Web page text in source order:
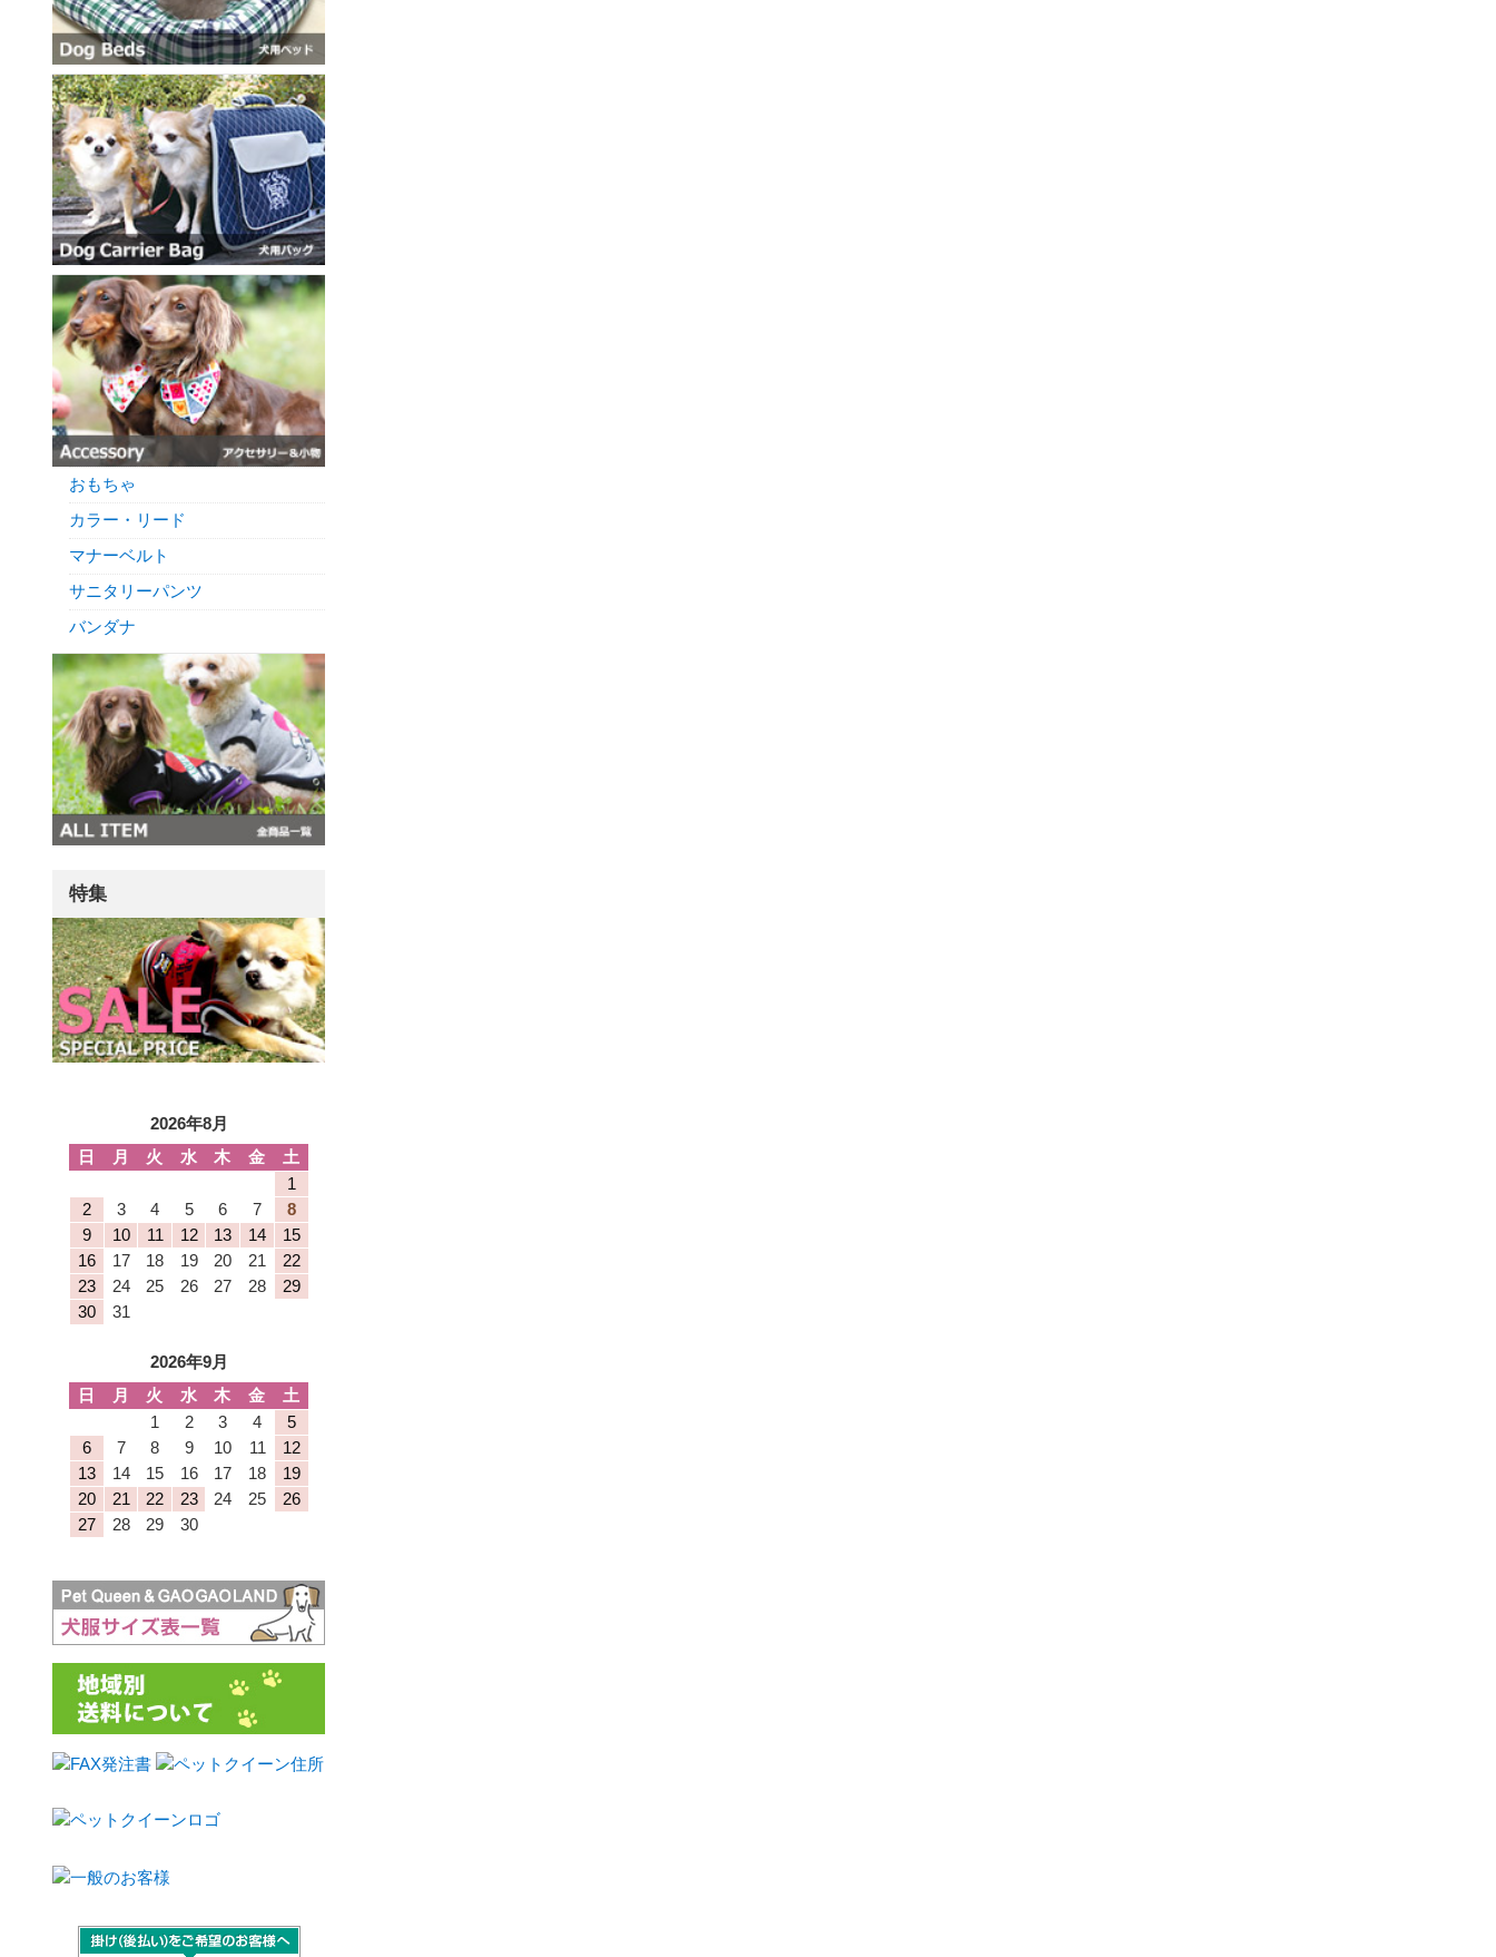
おもちゃ
カラー・リード
マナーベルト
サニタリーパンツ
バンダナ
特集
2026年8月
日
月 火 水 木 金
土
1
2
3 4 5 6 7
8
9
10 11 12 13 14
15
16
17 18 19 20 21
22
23
24 25 26 27 28
29
30
31
2026年9月
日
月 火 水 木 金
土
1
2 3 4
5
6
7 8 9 10 11
12
13
14 15 16 17 18
19
20
21 22 23 24 25
26
27
28 29 30